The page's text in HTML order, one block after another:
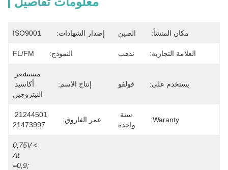
مكان المنشأ: الصين إصدار الشهادات: ISO9001
العلامة التجارية: نذهب النموذج: FL/FM
يستخدم على: فولفو إنتاج الاسم:
النيتروجين
Waranty:
واحدة
عمر الفاروق:
21473997
>0,75V
At
=0,9;